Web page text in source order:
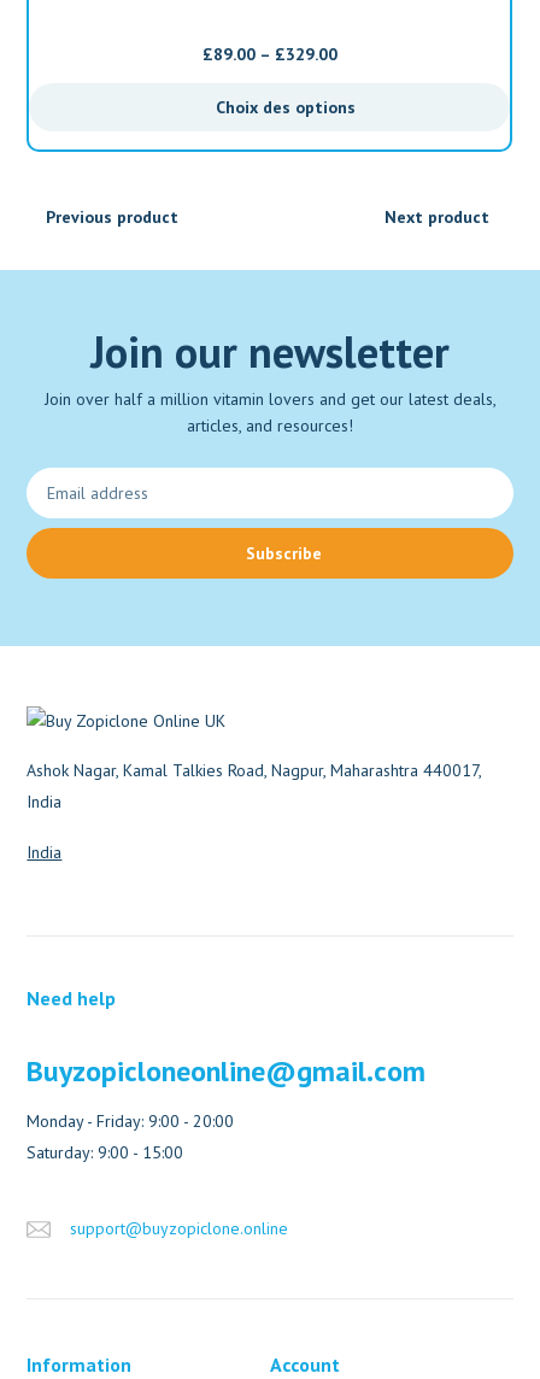
£89.00– £329.00
Choix des options
Previous product Next product
Join our newsletter
Join over half a million vitamin lovers and get our latest deals,
articles, and resources!
Subscribe
Ashok Nagar, Kamal Talkies Road, Nagpur, Maharashtra 440017,
India
India
Need help
Buyzopicloneonline@gmail.com
Monday - Friday: 9:00 - 20:00
Saturday: 9:00 - 15:00
support@buyzopiclone.online
Information Account